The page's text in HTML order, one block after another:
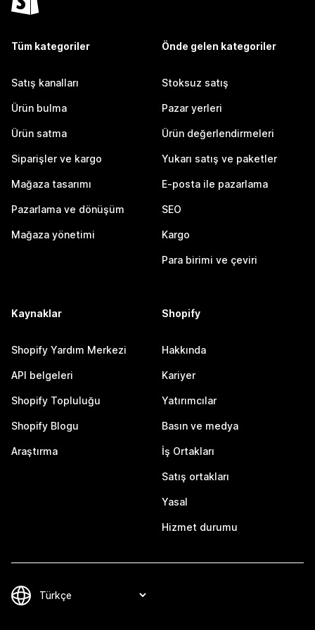
Tüm kategoriler
Satış kanalları
Ürün bulma
Ürün satma
Siparişler ve kargo
Mağaza tasarımı
Pazarlama ve dönüşüm
Mağaza yönetimi
Önde gelen kategoriler
Stoksuz satış
Pazar yerleri
Ürün değerlendirmeleri
Yukarı satış ve paketler
E-posta ile pazarlama
SEO
Kargo
Para birimi ve çeviri
Kaynaklar
Shopify Yardım Merkezi
API belgeleri
Shopify Topluluğu
Shopify Blogu
Araştırma
Shopify
Hakkında
Kariyer
Yatırımcılar
Basın ve medya
İş Ortakları
Satış ortakları
Yasal
Hizmet durumu